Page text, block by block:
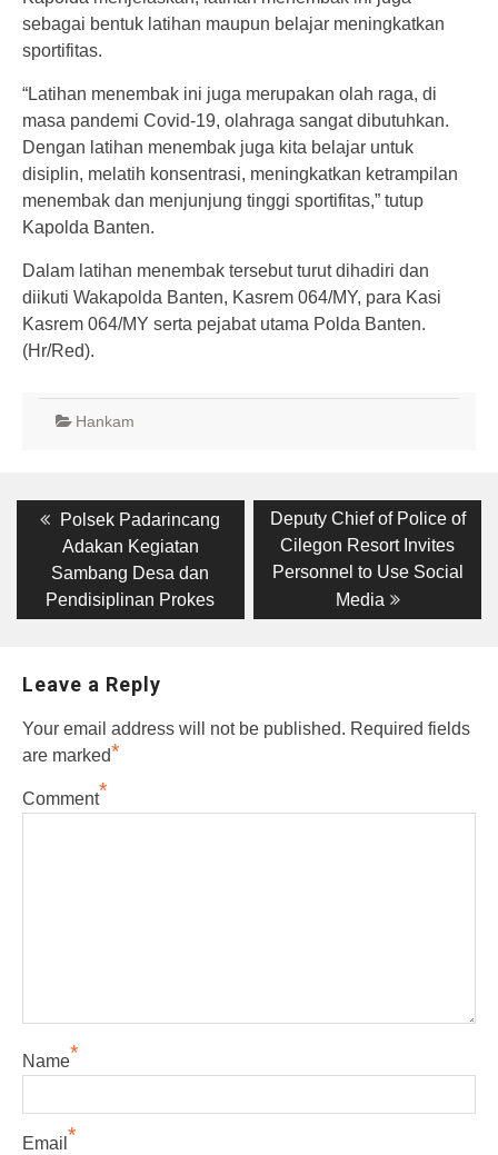
sebagai bentuk latihan maupun belajar meningkatkan
sportifitas.
“Latihan menembak ini juga merupakan olah raga, di
masa pandemi Covid-19, olahraga sangat dibutuhkan.
Dengan latihan menembak juga kita belajar untuk
disiplin, melatih konsentrasi, meningkatkan ketrampilan
menembak dan menjunjung tinggi sportifitas,” tutup
Kapolda Banten.
Dalam latihan menembak tersebut turut dihadiri dan
diikuti Wakapolda Banten, Kasrem 064/MY, para Kasi
Kasrem 064/MY serta pejabat utama Polda Banten.
(Hr/Red).
Hankam
Post
navigation
Previous
post:
Polsek Padarincang
Adakan Kegiatan
Sambang Desa dan
Pendisiplinan Prokes
Next
post:
Deputy Chief of Police of
Cilegon Resort Invites
Personnel to Use Social
Media
Leave a Reply
Your email address will not be published. Required fields
are marked*
Comment*
Name*
Email *